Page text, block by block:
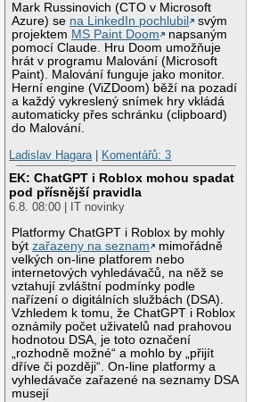
Mark Russinovich (CTO v Microsoft
Azure) se na LinkedIn pochlubil
svým
projektem MS Paint Doom
napsaným
pomocí Claude. Hru Doom umožňuje
hrát v programu Malování (Microsoft
Paint). Malování funguje jako monitor.
Herní engine (ViZDoom) běží na pozadí
a každý vykreslený snímek hry vkládá
automaticky přes schránku (clipboard)
do Malování.
Ladislav Hagara
Komentářů: 3
EK: ChatGPT i Roblox mohou spadat
pod přísnější pravidla
6.8. 08:00 | IT novinky
Platformy ChatGPT i Roblox by mohly
býtzařazeny na seznam
mimořádně
velkých on-line platforem nebo
internetových vyhledávačů, na něž se
vztahují zvláštní podmínky podle
nařízení o digitálních službách (DSA).
Vzhledem k tomu, že ChatGPT i Roblox
oznámily počet uživatelů nad prahovou
hodnotou DSA, je toto označení
„rozhodně možné“ a mohlo by „přijít
dříve či později“. On-line platformy a
vyhledávače zařazené na seznamy DSA
musejí